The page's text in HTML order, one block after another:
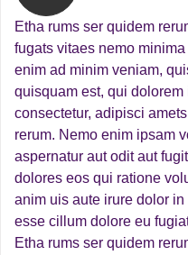
Etha rums ser quidem
fugats vitaes nemo
enim ad minim veniam,
quisquam est, qui
consectetur, adipisci
rerum. Nemo enim ipsam
aspernatur aut odit aut
dolores eos qui ratione
anim uis aute irure dolor
esse cillum dolore eu
Etha rums ser quidem